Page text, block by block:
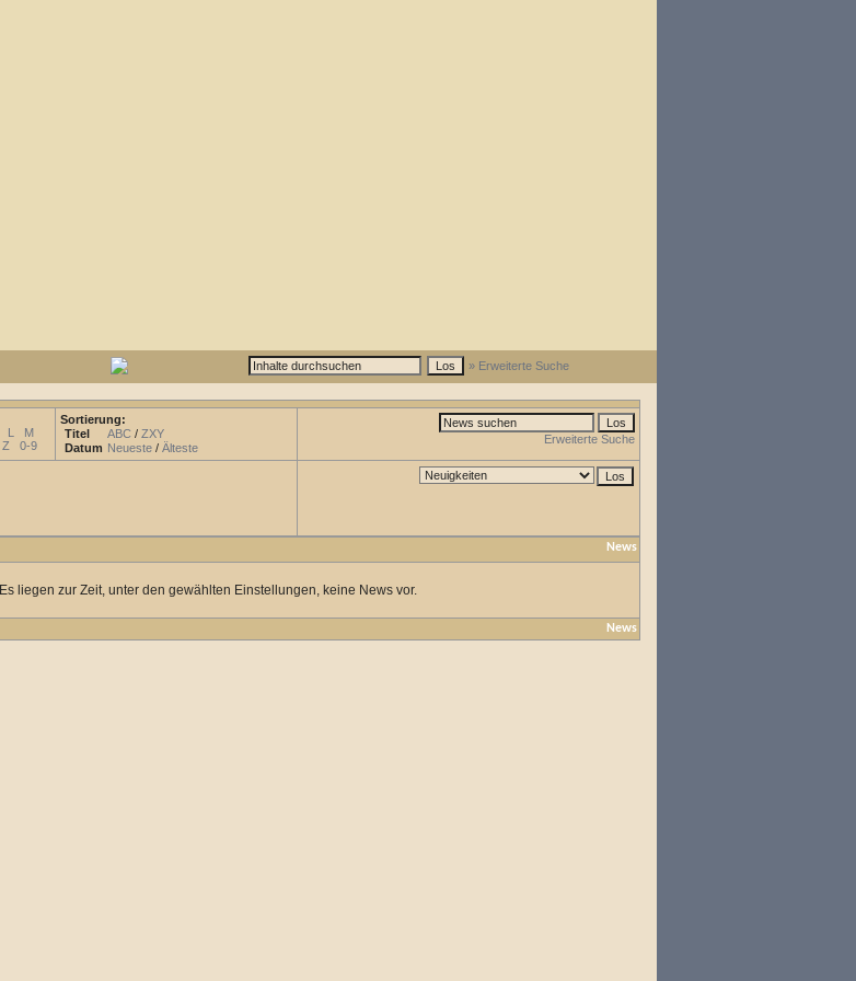
» Erweiterte Suche
L
M
Z 0-9
Sortierung:
Titel
ABC / ZXY
Datum Neueste / Älteste
Erweiterte Suche
News
Es liegen zur Zeit, unter den gewählten Einstellungen, keine News vor.
News